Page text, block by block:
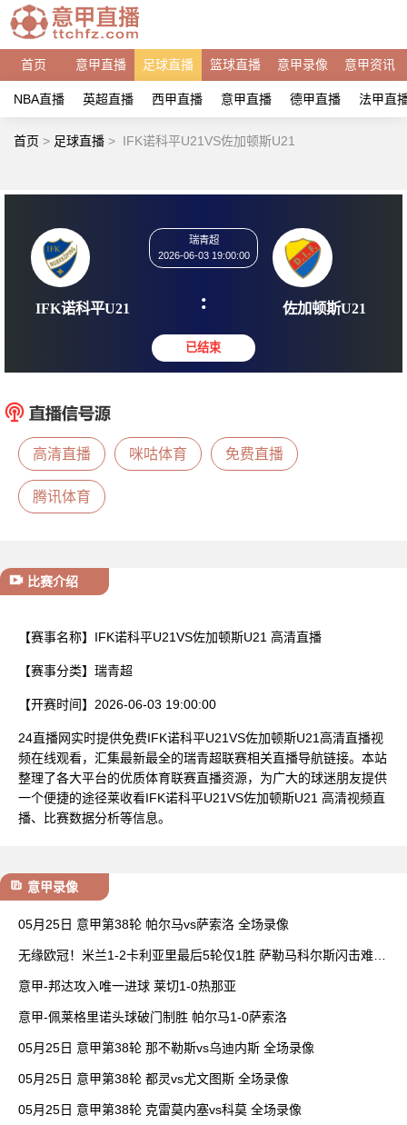
首页 意甲直播 足球直播 篮球直播 意甲录像 意甲资讯
NBA直播 英超直播 西甲直播 意甲直播 德甲直播 法甲直
首页 > 足球直播 > IFK诺科平U21VS佐加顿斯U21
IFK诺科平U21
2026-06-03 19:00:00
: 佐加顿
高清直播 咪咕体育 免费直播
腾讯体育
比赛介绍
【赛事名称】 IFK诺科平U21VS佐加顿斯U21 高清直播
【赛事分类】 瑞青超
【开赛时间】 2026-06-03 19:00:00
24直播网实时提供免费IFK诺科平U21VS佐加顿斯U21高清直播视
频在线观看，汇集最新最全的瑞青超联赛相关直播导航链接。本站
整理了各大平台的优质体育联赛直播资源，为广大的球迷朋友提供
一个便捷的途径莱收看IFK诺科平U21VS佐加顿斯U21 高清视频直
播、比赛数据分析等信息。
意甲录像
05月25日 意甲第38轮 帕尔马vs萨索洛 全场录像
无缘欧冠！米兰1-2卡利亚里最后5轮仅1胜 萨勒马科尔斯闪击难救
意甲-邦达攻入唯一进球 莱切1-0热那亚
意甲-佩莱格里诺头球破门制胜 帕尔马1-0萨索洛
05月25日 意甲第38轮 那不勒斯vs乌迪内斯 全场录像
05月25日 意甲第38轮 都灵vs尤文图斯 全场录像
05月25日 意甲第38轮 克雷莫内塞vs科莫 全场录像